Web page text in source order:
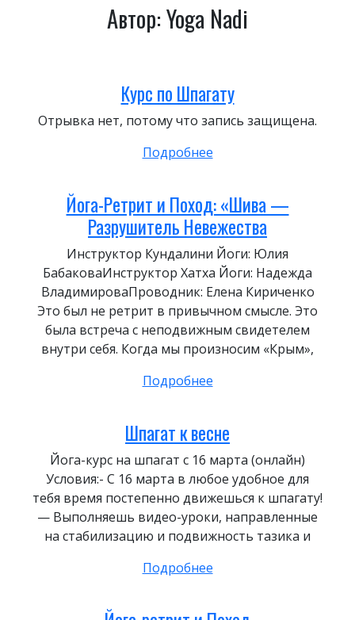
Автор:Yoga Nadi
Курс по Шпагату
Отрывка нет, потому что запись защищена.
Подробнее
Йога-Ретрит и Поход: «Шива —
Разрушитель Невежества
Инструктор Кундалини Йоги: Юлия
БабаковаИнструктор Хатха Йоги: Надежда
ВладимироваПроводник: Елена Кириченко
Это был не ретрит в привычном смысле. Это
была встреча с неподвижным свидетелем
внутри себя. Когда мы произносим «Крым»,
Подробнее
Шпагат к весне
Йога-курс на шпагат с 16 марта (онлайн)
Условия:- С 16 марта в любое удобное для
тебя время постепенно движешься к шпагату!
— Выполняешь видео-уроки, направленные
на стабилизацию и подвижность тазика и
Подробнее